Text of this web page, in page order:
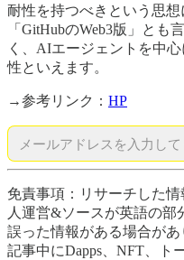
耐性を持つべきという思想
「GitHubのWeb3版」とも
く、AIエージェントを中
性といえます。
→参考リンク： HP
免責事項：リサーチした
人運営&ソースが英語の
誤った情報がある場合があ
記事中にDapps、NFT、ト